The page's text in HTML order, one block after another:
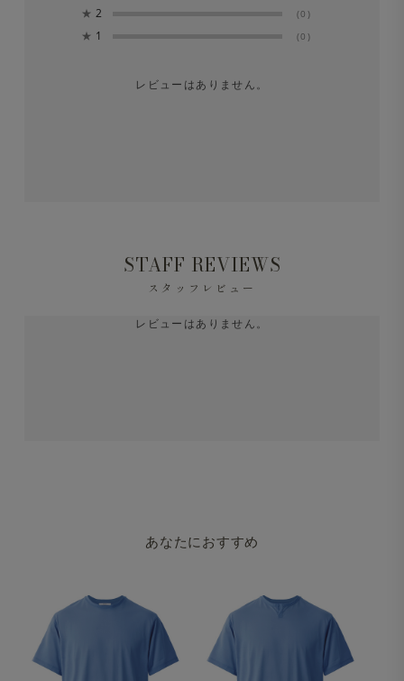
★ 2 (0)
★ 1 (0)
レビューはありません。
STAFF REVIEWS
スタッフレビュー
レビューはありません。
あなたにおすすめ